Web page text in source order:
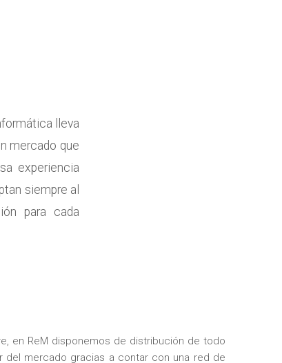
lleva
mercado que
experiencia
siempre al
para cada
en ReM disponemos de distribución de todo
del mercado gracias a contar con una red de